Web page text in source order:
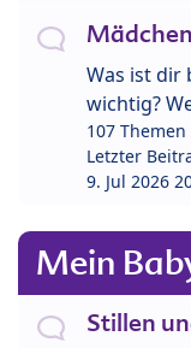
Was ist dir
wichtig?
107
Letzter
9. Jul 2026
Mein
Stillen